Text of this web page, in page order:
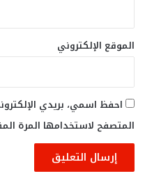
الموقع الإلكتروني
احفظ اسمي، بريدي
المتصفح لاستخدامها المرة